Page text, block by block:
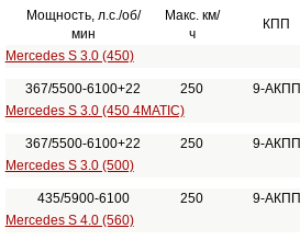
Мощность, л.с./об/
мин
Макс. км/
ч
КПП
Mercedes S 3.0 (450)
367/5500-6100+22 250 9-АКПП
Mercedes S 3.0 (450 4MATIC)
367/5500-6100+22 250 9-АКПП
Mercedes S 3.0 (500)
435/5900-6100 250 9-АКПП
Mercedes S 4.0 (560)